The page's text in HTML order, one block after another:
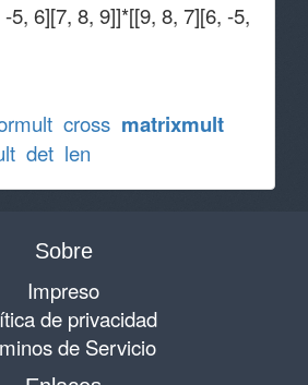
5, 6][7, 8, 9]]*[[9, 8, 7][6, -5,
cross matrixmult
det len
Sobre
Impreso
de privacidad
de Servicio